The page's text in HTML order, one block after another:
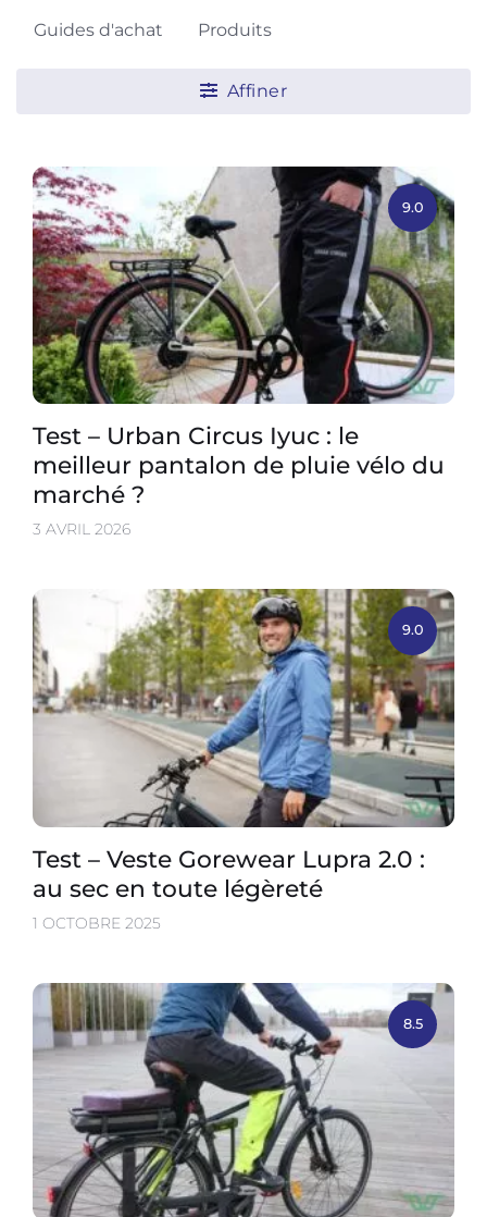
Guides d'achat Produits
Affiner
9.0
Test – Urban Circus Iyuc : le
meilleur pantalon de pluie vélo du
marché ?
3 AVRIL 2026
9.0
Test – Veste Gorewear Lupra 2.0 :
au sec en toute légèreté
1 OCTOBRE 2025
8.5